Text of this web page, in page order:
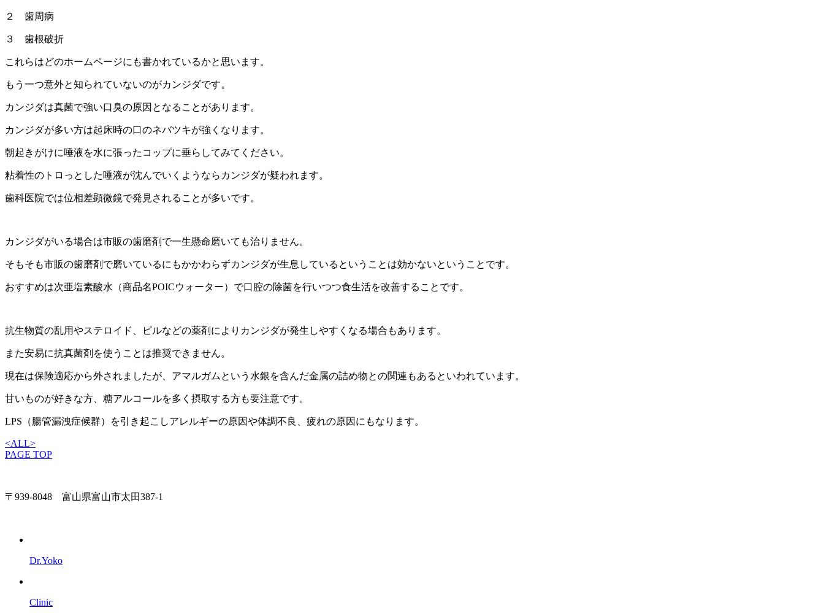
２ 歯周病
３ 歯根破折
これらはどのホームページにも書かれているかと思います。
もう一つ意外と知られていないのがカンジダです。
カンジダは真菌で強い口臭の原因となることがあります。
カンジダが多い方は起床時の口のネバツキが強くなります。
朝起きがけに唾液を水に張ったコップに垂らしてみてください。
粘着性のトロっとした唾液が沈んでいくようならカンジダが疑われます。
歯科医院では位相差顕微鏡で発見されることが多いです。
カンジダがいる場合は市販の歯磨剤で一生懸命磨いても治りません。
そもそも市販の歯磨剤で磨いているにもかかわらずカンジダが生息しているということは効かないということです。
おすすめは次亜塩素酸水（商品名POICウォーター）で口腔の除菌を行いつつ食生活を改善することです。
抗生物質の乱用やステロイド、ピルなどの薬剤によりカンジダが発生しやすくなる場合もあります。
また安易に抗真菌剤を使うことは推奨できません。
現在は保険適応から外されましたが、アマルガムという水銀を含んだ金属の詰め物との関連もあるといわれています。
甘いものが好きな方、糖アルコールを多く摂取する方も要注意です。
LPS（腸管漏洩症候群）を引き起こしアレルギーの原因や体調不良、疲れの原因にもなります。
<ALL>
PAGE TOP
〒939-8048 富山県富山市太田387-1
Dr.Yoko
Clinic